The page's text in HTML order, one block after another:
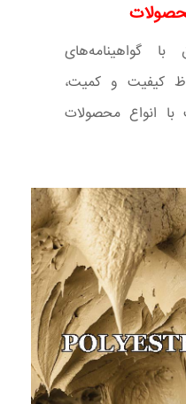
گواهینامه‌های
کیفیت و کمیت،
با انواع محصولات